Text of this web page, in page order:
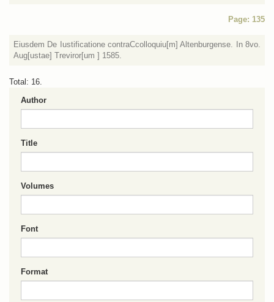
Page: 135
Eiusdem De Iustificatione contraCcolloquiu[m] Altenburgense. In 8vo.
Aug[ustae] Treviror[um ] 1585.
Total: 16.
Author
Title
Volumes
Font
Format